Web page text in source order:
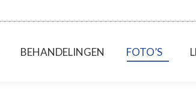
BEHANDELINGEN FOTO’S
BEHANDELINGEN FOTO’S